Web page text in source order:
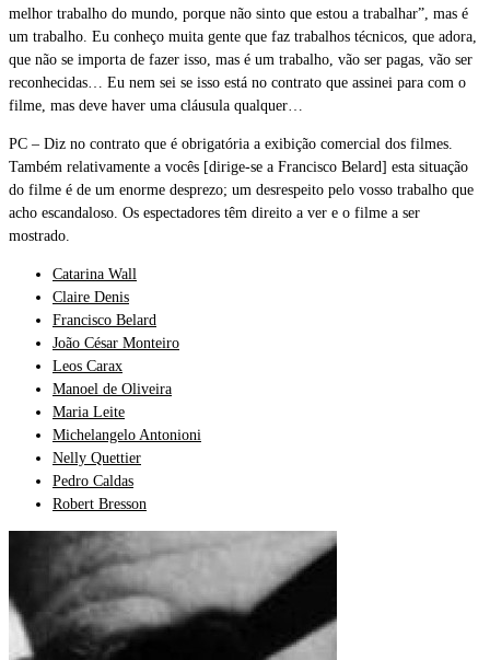
melhor trabalho do mundo, porque não sinto que estou a trabalhar”, mas é
um trabalho. Eu conheço muita gente que faz trabalhos técnicos, que adora,
que não se importa de fazer isso, mas é um trabalho, vão ser pagas, vão ser
reconhecidas… Eu nem sei se isso está no contrato que assinei para com o
filme, mas deve haver uma cláusula qualquer…
PC – Diz no contrato que é obrigatória a exibição comercial dos filmes.
Também relativamente a vocês [dirige-se a Francisco Belard] esta situação
do filme é de um enorme desprezo; um desrespeito pelo vosso trabalho que
acho escandaloso. Os espectadores têm direito a ver e o filme a ser
mostrado.
Catarina Wall
Claire Denis
Francisco Belard
João César Monteiro
Leos Carax
Manoel de Oliveira
Maria Leite
Michelangelo Antonioni
Nelly Quettier
Pedro Caldas
Robert Bresson